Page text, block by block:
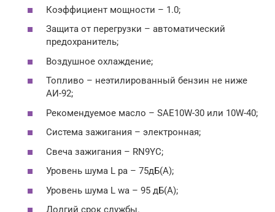
Коэффициент мощности – 1.0;
Защита от перегрузки – автоматический
предохранитель;
Воздушное охлаждение;
Топливо – неэтилированный бензин не ниже
АИ-92;
Рекомендуемое масло – SAE10W-30 или 10W-40;
Система зажигания – электронная;
Свеча зажигания – RN9YC;
Уровень шума L pa – 75дБ(А);
Уровень шума L wa – 95 дБ(А);
Долгий срок службы.